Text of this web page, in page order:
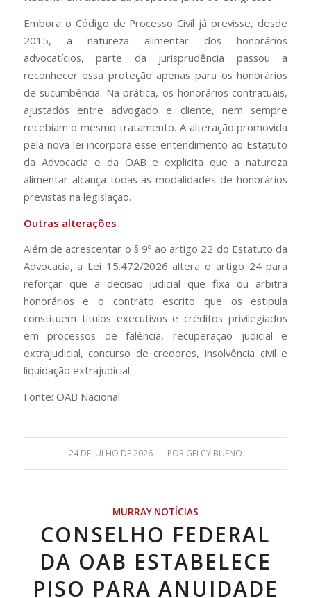
Embora o Código de Processo Civil já previsse, desde
2015, a natureza alimentar dos honorários
advocatícios, parte da jurisprudência passou a
reconhecer essa proteção apenas para os honorários
de sucumbência. Na prática, os honorários contratuais,
ajustados entre advogado e cliente, nem sempre
recebiam o mesmo tratamento. A alteração promovida
pela nova lei incorpora esse entendimento ao Estatuto
da Advocacia e da OAB e explicita que a natureza
alimentar alcança todas as modalidades de honorários
previstas na legislação.
Outras alterações
Além de acrescentar o § 9º ao artigo 22 do Estatuto da
Advocacia, a Lei 15.472/2026 altera o artigo 24 para
reforçar que a decisão judicial que fixa ou arbitra
honorários e o contrato escrito que os estipula
constituem títulos executivos e créditos privilegiados
em processos de falência, recuperação judicial e
extrajudicial, concurso de credores, insolvência civil e
liquidação extrajudicial.
Fonte: OAB Nacional
24 DE JULHO DE 2026
/ POR GELCY BUENO
MURRAY NOTÍCIAS
CONSELHO FEDERAL
DA OAB ESTABELECE
PISO PARA ANUIDADE